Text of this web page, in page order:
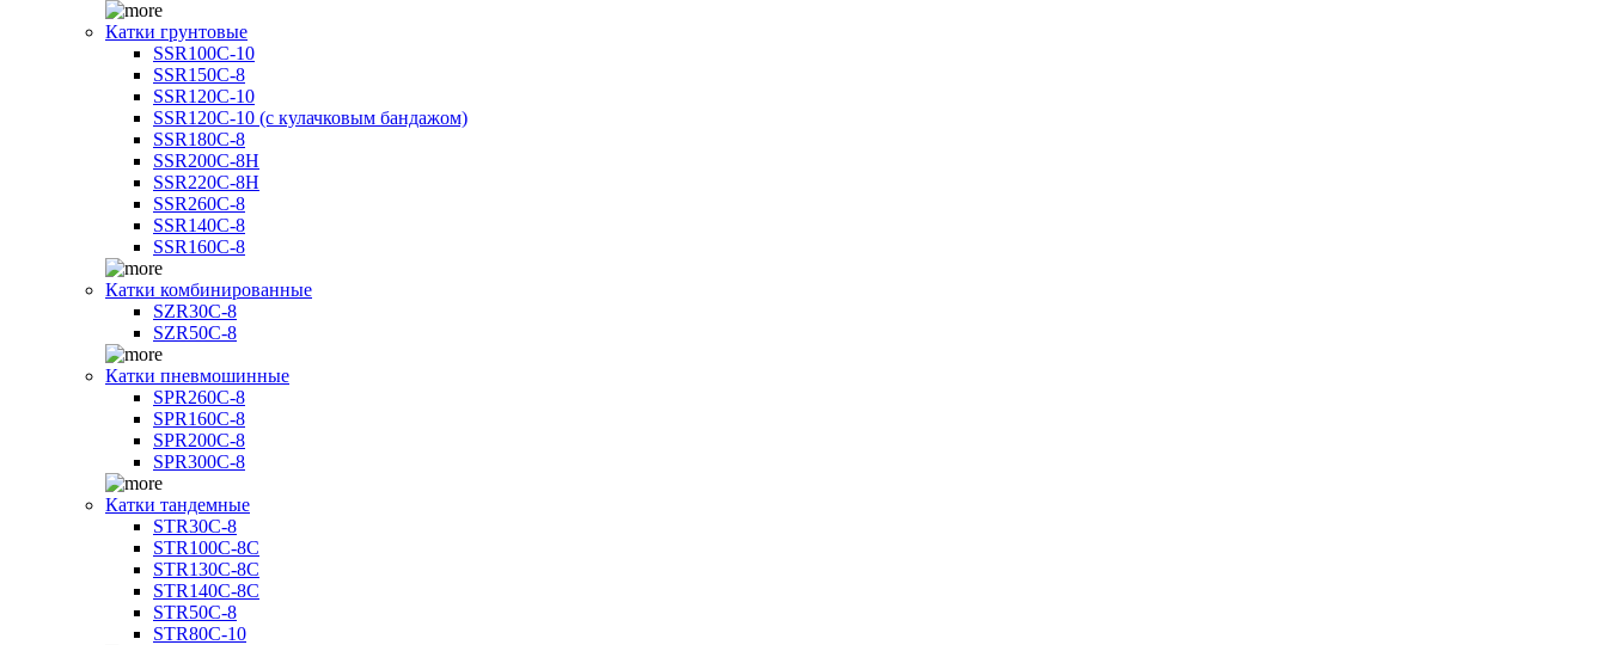
Катки грунтовые
SSR100C-10
SSR150C-8
SSR120C-10
SSR120C-10 (с кулачковым бандажом)
SSR180C-8
SSR200C-8H
SSR220C-8H
SSR260C-8
SSR140C-8
SSR160C-8
Катки комбинированные
SZR30C-8
SZR50C-8
Катки пневмошинные
SPR260C-8
SPR160C-8
SPR200C-8
SPR300C-8
Катки тандемные
STR30C-8
STR100C-8С
STR130C-8С
STR140C-8С
STR50C-8
STR80C-10